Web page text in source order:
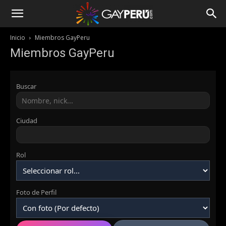
Inicio Miembros GayPeru
Miembros GayPeru
Buscar
Ciudad
Rol
Foto de Perfil